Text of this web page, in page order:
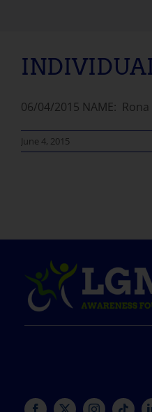
06/04/2015 NAME:
June 4, 2015